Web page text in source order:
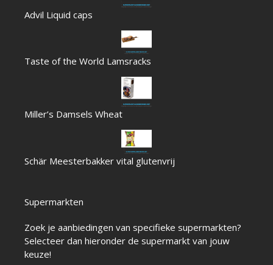
Advil Liquid caps
Taste of the World Lamsracks
Miller’s Damsels Wheat
Schär Meesterbakker vital glutenvrij
Supermarkten
Zoek je aanbiedingen van specifieke supermarkten?
Selecteer dan hieronder de supermarkt van jouw
keuze!